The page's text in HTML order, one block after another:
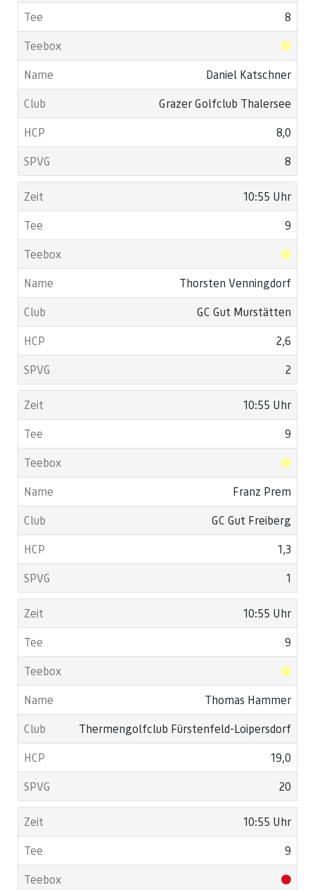
8
Daniel Katschner
Grazer Golfclub Thalersee
8,0
8
10:55 Uhr
9
Thorsten Venningdorf
GC Gut Murstätten
2,6
2
10:55 Uhr
9
Franz Prem
GC Gut Freiberg
1,3
1
10:55 Uhr
9
Thomas Hammer
Thermengolfclub Fürstenfeld-Loipersdorf
19,0
20
10:55 Uhr
9